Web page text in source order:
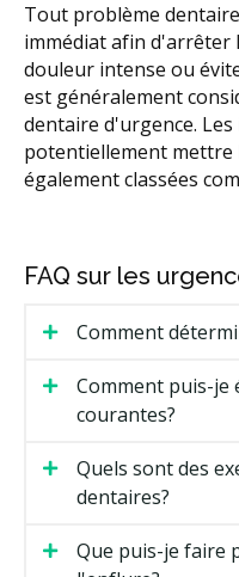
Tout problème
immédiat afin d'arrêter
douleur intense ou
est généralement
dentaire d'urgence.
potentiellement mettre
également classées
FAQ sur les
Comment
Comment puis-je
courantes?
Quels sont des
dentaires?
Que puis-je faire